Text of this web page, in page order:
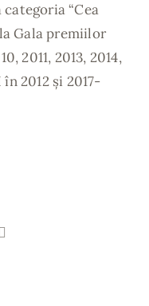
“Cea
Gala premiilor
2011, 2013, 2014,
2012 și 2017-